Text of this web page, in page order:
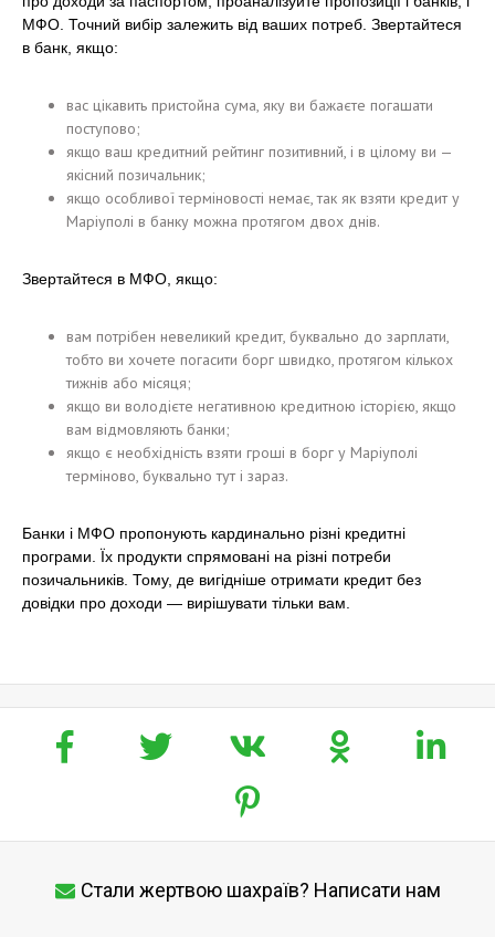
МФО. Точний вибір залежить від ваших потреб. Звертайтеся
в банк, якщо:
вас цікавить пристойна сума, яку ви бажаєте погашати
поступово;
якщо ваш кредитний рейтинг позитивний, і в цілому ви —
якісний позичальник;
якщо особливої ​​терміновості немає, так як взяти кредит у
Маріуполі в банку можна протягом двох днів.
Звертайтеся в МФО, якщо:
вам потрібен невеликий кредит, буквально до зарплати,
тобто ви хочете погасити борг швидко, протягом кількох
тижнів або місяця;
якщо ви володієте негативною кредитною історією, якщо
вам відмовляють банки;
якщо є необхідність взяти гроші в борг у Маріуполі
терміново, буквально тут і зараз.
Банки і МФО пропонують кардинально різні кредитні
програми. Їх продукти спрямовані на різні потреби
позичальників. Тому, де вигідніше отримати кредит без
довідки про доходи — вирішувати тільки вам.
Стали жертвою шахраїв? Написати нам